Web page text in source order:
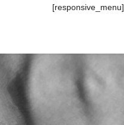
[responsive_menu]